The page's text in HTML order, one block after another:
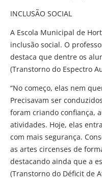
INCLUSÃO SOCIAL
A Escola Municipal de
inclusão social. O
destaca que dentre os
(Transtorno do Espectro
“No começo, elas nem
Precisavam ser
foram criando confiança,
atividades. Hoje, elas
com mais segurança.
as artes circenses de
destacando ainda que a
(Transtorno do Déficit de